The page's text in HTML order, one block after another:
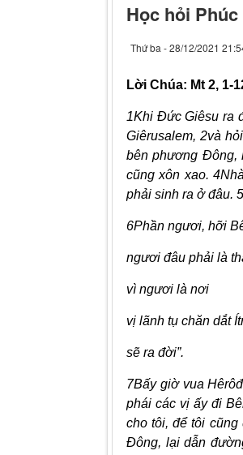
Học hỏi
Thứ ba - 28/12/2021
Lời Chúa: Mt 2, 1-
1Khi Ðức Giêsu ra
Giêrusalem, 2và
bên phương Ðông,
cũng xôn xao.
phải sinh ra ở đâu.
6Phần ngươi, hỡi
ngươi đâu phải là
vì ngươi là nơi
vị lãnh tụ chăn dắt
sẽ ra đời”.
7Bấy giờ vua
phái các vị ấy đi
cho tôi, để tôi
Ðông, lại dẫn